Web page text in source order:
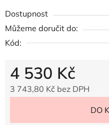
Dostupnost
Můžeme doručit do:
Kód:
4 530 Kč
3 743,80 Kč bez DPH
DO